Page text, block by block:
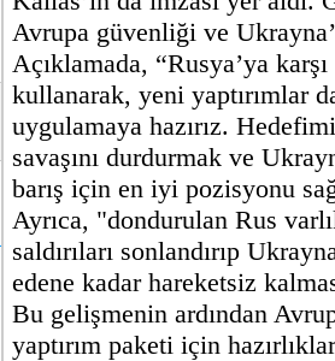
Avrupa güvenliği ve
Açıklamada, “Rusya’ya
kullanarak, yeni yaptırımlar
uygulamaya hazırız.
savaşını durdurmak ve
barış için en iyi pozisyonu
Ayrıca, "dondurulan Rus
saldırıları sonlandırıp
edene kadar hareketsiz
Bu gelişmenin ardından
yaptırım paketi için